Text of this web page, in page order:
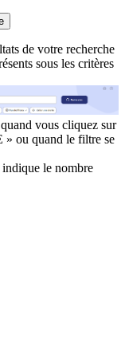
de votre recherche
sous les critères
vous cliquez sur
ou quand le filtre se
le nombre